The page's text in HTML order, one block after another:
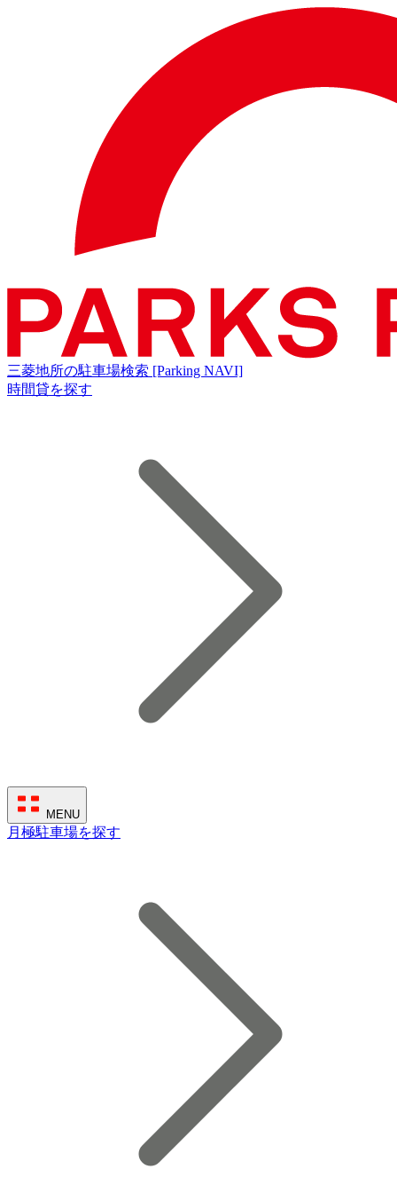
三菱地所の駐車場検索 [Parking NAVI]
時間貸を探す
MENU
月極駐車場を探す